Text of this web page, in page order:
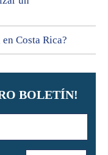
Costa Rica?
BOLETÍN!